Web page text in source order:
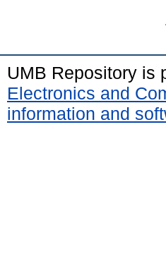
UMB Repository is
Electronics and
information and